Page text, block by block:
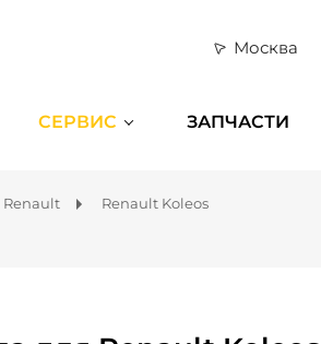
Москва
СЕРВИС ЗАПЧАСТИ
Renault Renault Koleos